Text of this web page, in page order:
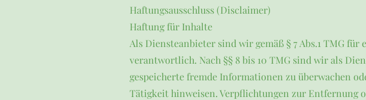
Haftungsausschluss (Disclaimer)
Haftung für Inhalte
Als Diensteanbieter sind wir gemäß § 7 Abs.1 TMG
verantwortlich. Nach §§ 8 bis 10 TMG sind wir als
gespeicherte fremde Informationen zu überwachen
Tätigkeit hinweisen. Verpflichtungen zur Entfernung